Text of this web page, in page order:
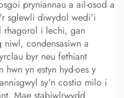
pryniannau a ail-osod a
sglewli diwydol wedi'i
rhagorol i lechi, gan
niwl, condensasiwn a
byr neu fethiant
yn estyn hyd-oes y
sy'n costio milo i